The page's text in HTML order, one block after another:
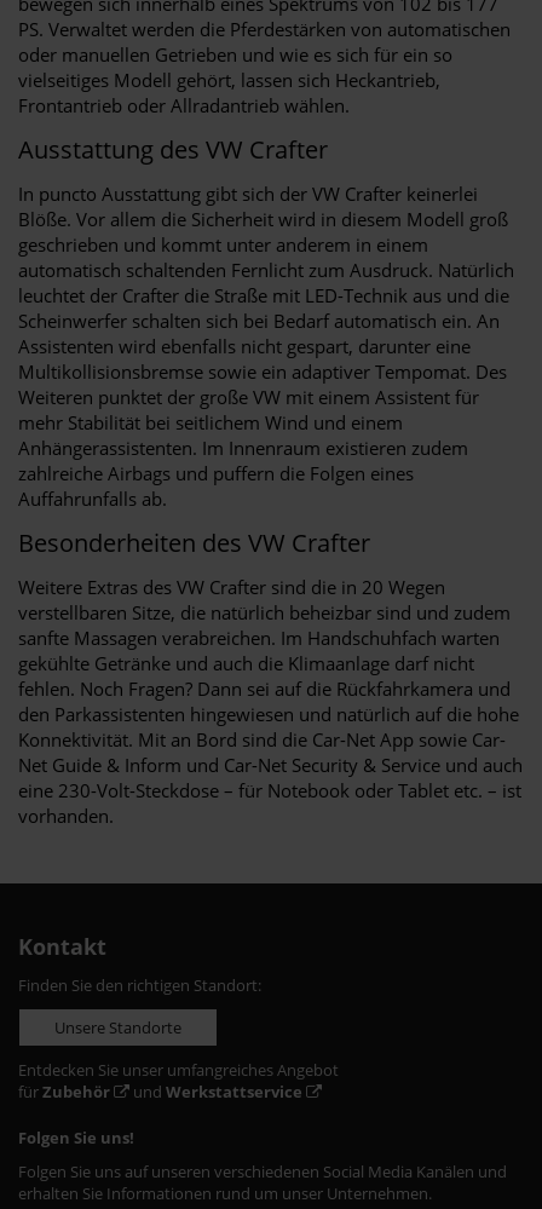
PS. Verwaltet werden die Pferdestärken von automatischen
oder manuellen Getrieben und wie es sich für ein so
vielseitiges Modell gehört, lassen sich Heckantrieb,
Frontantrieb oder Allradantrieb wählen.
Ausstattung des VW Crafter
In puncto Ausstattung gibt sich der VW Crafter keinerlei
Blöße. Vor allem die Sicherheit wird in diesem Modell groß
geschrieben und kommt unter anderem in einem
automatisch schaltenden Fernlicht zum Ausdruck. Natürlich
leuchtet der Crafter die Straße mit LED-Technik aus und die
Scheinwerfer schalten sich bei Bedarf automatisch ein. An
Assistenten wird ebenfalls nicht gespart, darunter eine
Multikollisionsbremse sowie ein adaptiver Tempomat. Des
Weiteren punktet der große VW mit einem Assistent für
mehr Stabilität bei seitlichem Wind und einem
Anhängerassistenten. Im Innenraum existieren zudem
zahlreiche Airbags und puffern die Folgen eines
Auffahrunfalls ab.
Besonderheiten des VW Crafter
Weitere Extras des VW Crafter sind die in 20 Wegen
verstellbaren Sitze, die natürlich beheizbar sind und zudem
sanfte Massagen verabreichen. Im Handschuhfach warten
gekühlte Getränke und auch die Klimaanlage darf nicht
fehlen. Noch Fragen? Dann sei auf die Rückfahrkamera und
den Parkassistenten hingewiesen und natürlich auf die hohe
Konnektivität. Mit an Bord sind die Car-Net App sowie Car-
Net Guide & Inform und Car-Net Security & Service und auch
eine 230-Volt-Steckdose – für Notebook oder Tablet etc. – ist
vorhanden.
Kontakt
Finden Sie den richtigen Standort:
Unsere Standorte
Entdecken Sie unser umfangreiches Angebot
fürZubehör und Werkstattservice
Folgen Sie uns!
Folgen Sie uns auf unseren verschiedenen Social Media Kanälen und
erhalten Sie Informationen rund um unser Unternehmen.